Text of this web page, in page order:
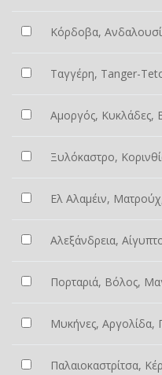
Κόρδοβα,
Ταγγέρη, Tanger-
Αμοργός, Κυκλάδες,
Ξυλόκαστρο,
Ελ Αλαμέιν,
Αλεξάνδρεια,
Πορταριά, Βόλος,
Μυκήνες, Αργολίδα,
Παλαιοκαστρίτσα,